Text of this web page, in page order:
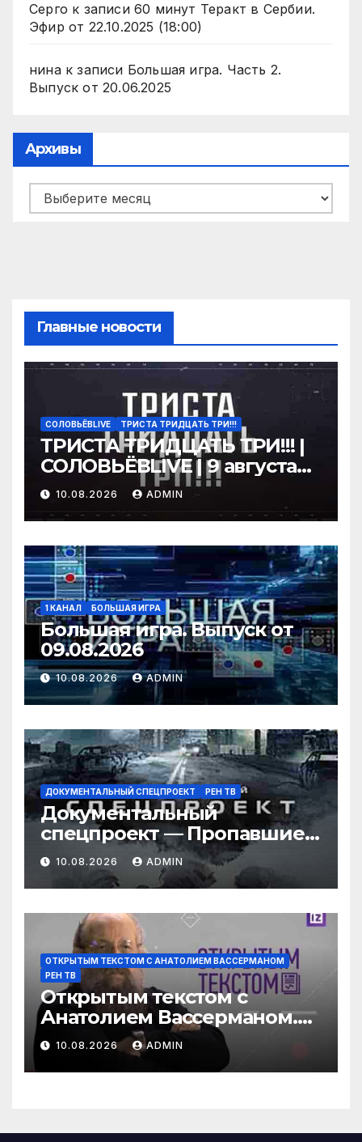
Серго к записи 60 минут Теракт в Сербии.
Эфир от 22.10.2025 (18:00)
нинак записи Большая игра. Часть 2.
Выпуск от 20.06.2025
Архивы
Архивы
Главные новости
СОЛОВЬЁВLIVE ТРИСТА ТРИДЦАТЬ ТРИ!!!
ТРИСТА ТРИДЦАТЬ ТРИ!!! |
СОЛОВЬЁВLIVE | 9 августа
2026 года
10.08.2026 ADMIN
1 КАНАЛ БОЛЬШАЯ ИГРА
Большая игра. Выпуск от
09.08.2026
10.08.2026 ADMIN
ДОКУМЕНТАЛЬНЫЙ СПЕЦПРОЕКТ РЕН ТВ
Документальный
спецпроект — Пропавшие в
тайге: тайна семьи
Усольцевых (09.08.2026)
10.08.2026 ADMIN
ОТКРЫТЫМ ТЕКСТОМ С АНАТОЛИЕМ ВАССЕРМАНОМ
РЕН ТВ
Открытым текстом с
Анатолием Вассерманом.
Выпуск от 09.08.2026
10.08.2026 ADMIN